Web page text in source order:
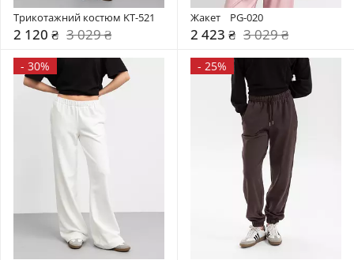
Трикотажний костюм KT-521
2 120 ₴ 3 029 ₴
Жакет    PG-020
2 423 ₴ 3 029 ₴
- 30% - 25%